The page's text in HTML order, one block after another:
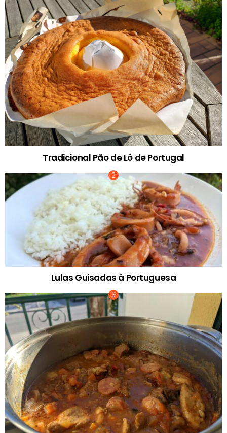
Tradicional Pão de Ló de Portugal
Lulas Guisadas à Portuguesa